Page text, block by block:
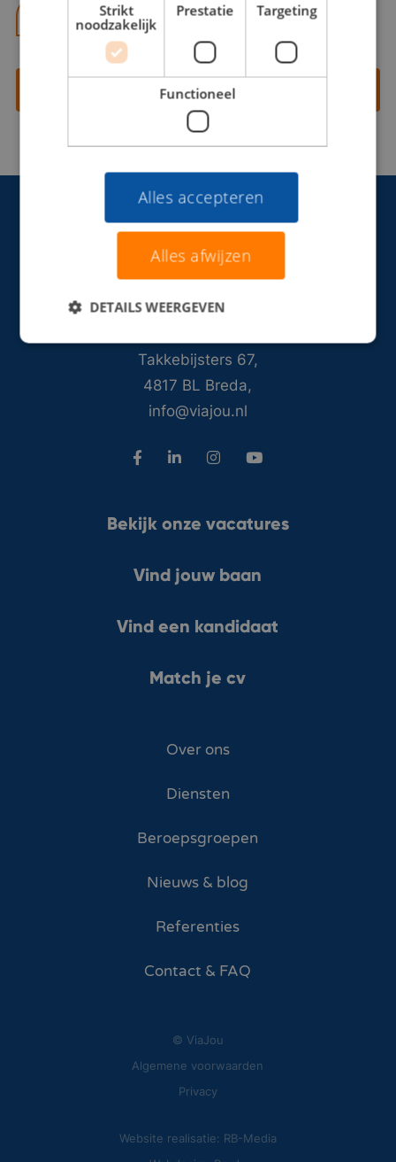
06 13 28 62 71
Contact opnemen
Takkebijsters 67,
4817 BL Breda,
info@viajou.nl
Bekijk onze vacatures
Vind jouw baan
Vind een kandidaat
Match je cv
Over ons
Diensten
Beroepsgroepen
Nieuws & blog
Referenties
Contact & FAQ
© ViaJou
Algemene voorwaarden
Privacy
Website realisatie: RB-Media
Strikt
noodzakelijk
Prestatie Targeting
Functioneel
Alles accepteren
Alles afwijzen
DETAILS WEERGEVEN